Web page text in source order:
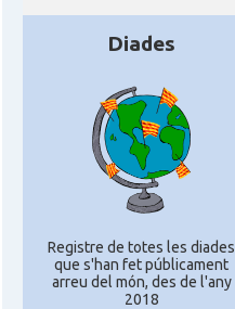
Diades
Registre de totes les diades
que s'han fet públicament
arreu del món, des de l'any
2018